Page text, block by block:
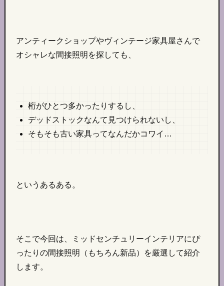
アンティークショップやヴィンテージ家具屋さんで
オシャレな間接照明を探しても、
桁がひとつ多かったりするし、
デッドストックなんて見つけられないし、
そもそも古い家具ってなんだかコワイ…
というあるある。
そこで今回は、ミッドセンチュリーインテリアにぴ
ったりの間接照明（もちろん新品）を厳選して紹介
します。